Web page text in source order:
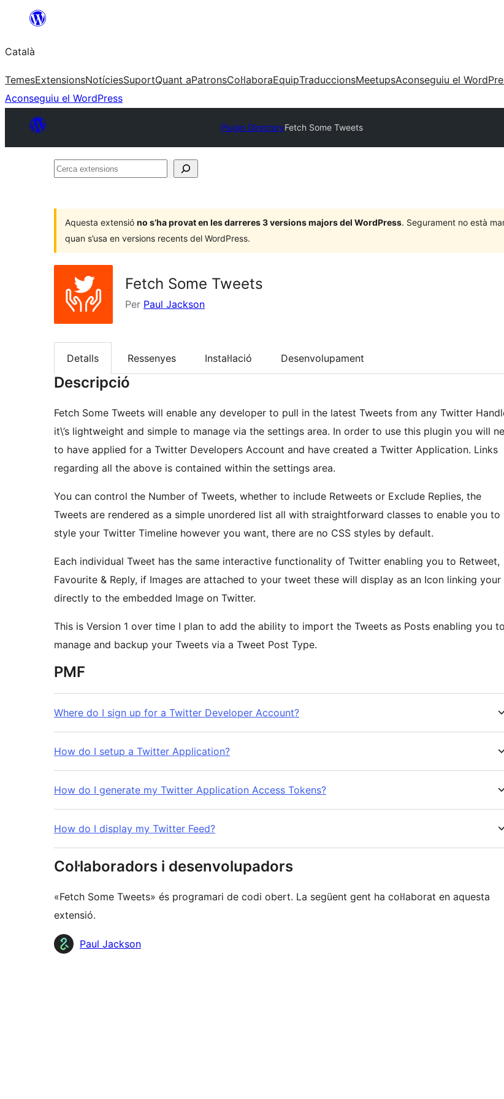
contingut
Català
TemesExtensionsNotíciesSuportQuant aPatronsCol·laboraEquipTraduccionsMeetupsAconseguiu el
Aconseguiu el WordPress
Plugin DirectoryFetch Some Tweets
Cerca
Aquesta extensió no s’ha provat en les darreres 3 versions majors del WordPress. Segurament no està
quan s’usa en versions recents del WordPress.
Fetch Some Tweets
Per Paul Jackson
Detalls Ressenyes Instal·lació Desenvolupament
Descripció
Fetch Some Tweets will enable any developer to pull in the latest Tweets from any Twitter
it\’s lightweight and simple to manage via the settings area. In order to use this plugin you will
to have applied for a Twitter Developers Account and have created a Twitter Application. Links
regarding all the above is contained within the settings area.
You can control the Number of Tweets, whether to include Retweets or Exclude Replies, the
Tweets are rendered as a simple unordered list all with straightforward classes to enable you to
style your Twitter Timeline however you want, there are no CSS styles by default.
Each individual Tweet has the same interactive functionality of Twitter enabling you to Retweet,
Favourite & Reply, if Images are attached to your tweet these will display as an Icon linking your
directly to the embedded Image on Twitter.
This is Version 1 over time I plan to add the ability to import the Tweets as Posts enabling you to
manage and backup your Tweets via a Tweet Post Type.
PMF
Where do I sign up for a Twitter Developer Account?
How do I setup a Twitter Application?
How do I generate my Twitter Application Access Tokens?
How do I display my Twitter Feed?
Col·laboradors i desenvolupadors
«Fetch Some Tweets» és programari de codi obert. La següent gent ha col·laborat en aquesta
extensió.
Col·laboradors
Paul Jackson